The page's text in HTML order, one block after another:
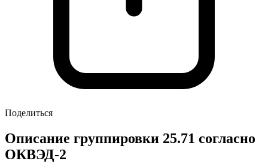
Поделиться
Описание группировки 25.71 согласно
ОКВЭД-2